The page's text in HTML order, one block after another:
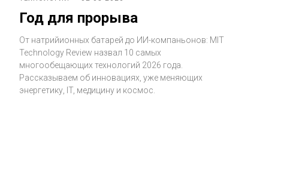
Год для прорыва
От натрийионных батарей до ИИ-компаньонов: MIT
Technology Review назвал 10 самых
многообещающих технологий 2026 года.
Рассказываем об инновациях, уже меняющих
энергетику, IT, медицину и космос.